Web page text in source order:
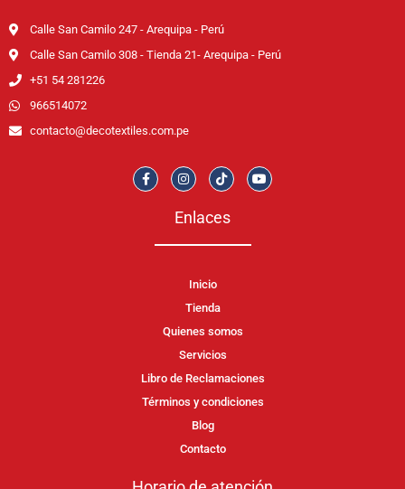
Calle San Camilo 247 - Arequipa - Perú
Calle San Camilo 308 - Tienda 21- Arequipa - Perú
+51 54 281226
966514072
contacto@decotextiles.com.pe
Enlaces
Inicio
Tienda
Quienes somos
Servicios
Libro de Reclamaciones
Términos y condiciones
Blog
Contacto